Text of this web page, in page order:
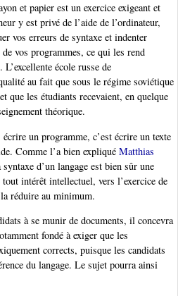
et papier est un exercice exigeant et
y est privé de l’aide de l’ordinateur,
vos erreurs de syntaxe et indenter
vos programmes, ce qui les rend
école russe de
au fait que sous le régime soviétique
que les étudiants recevaient, en quelque
théorique.
un programme, c’est écrire un texte
Comme l’a bien expliqué Matthias
d’un langage est bien sûr une
intérêt intellectuel, vers l’exercice de
réduire au minimum.
à se munir de documents, il concevra
fondé à exiger que les
corrects, puisque les candidats
du langage. Le sujet pourra ainsi